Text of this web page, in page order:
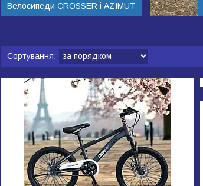
Велосипеди CROSSER і AZIMUT